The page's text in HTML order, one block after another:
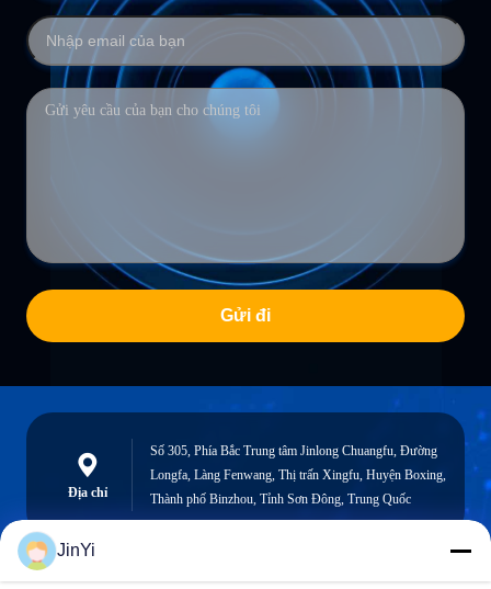
Gửi đi
Địa chỉ
Số 305, Phía Bắc Trung tâm Jinlong Chuangfu, Đường
Longfa, Làng Fenwang, Thị trấn Xingfu, Huyện Boxing,
Thành phố Binzhou, Tỉnh Sơn Đông, Trung Quốc
JinYi